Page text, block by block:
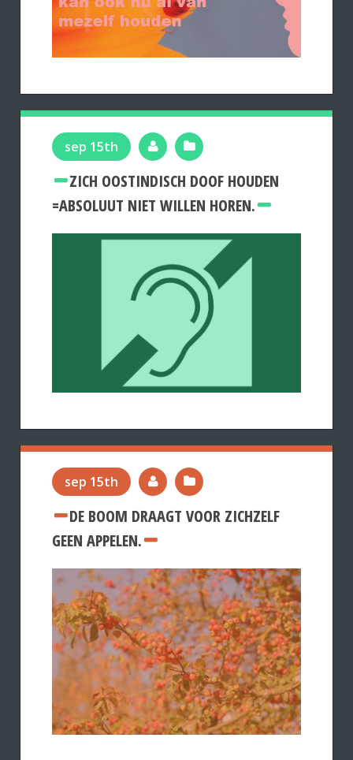
sep 15th
ZICH OOSTINDISCH DOOF HOUDEN
=ABSOLUUT NIET WILLEN HOREN.
sep 15th
DE BOOM DRAAGT VOOR ZICHZELF
GEEN APPELEN.